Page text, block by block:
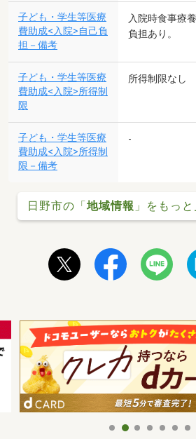
子ども・学生等医療
費助成<入院>自己負
担－備考
入院時食事療
負担あり。
子ども・学生等医療
費助成<入院>所得制
限
所得制限なし
子ども・学生等医療
費助成<入院>所得制
限－備考
-
日野市の「地域情報 」をもっと